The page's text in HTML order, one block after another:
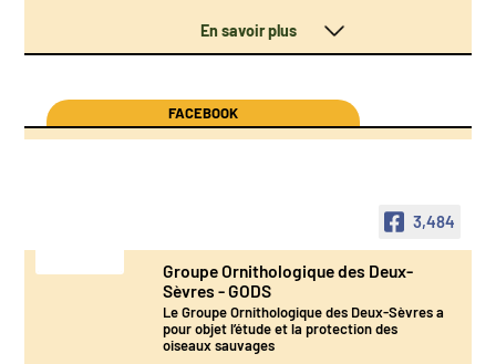
En savoir plus
FACEBOOK
3,484
Groupe Ornithologique des Deux-
Sèvres - GODS
Le Groupe Ornithologique des Deux-Sèvres a
pour objet l’étude et la protection des
oiseaux sauvages